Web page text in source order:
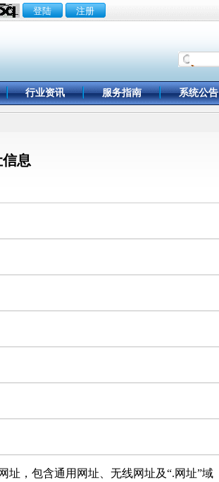
行业资讯 服务指南 系统公告
息
，包含通用网址、无线网址及“.网址”域